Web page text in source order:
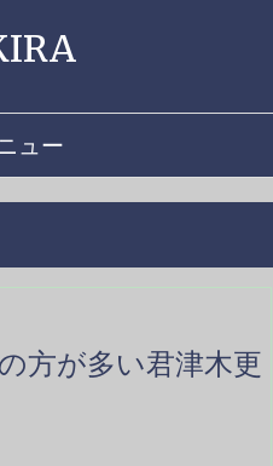
ュー
方が多い君津木更